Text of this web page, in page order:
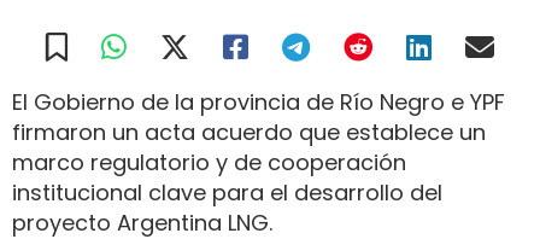
El Gobierno de la provincia de Río Negro e YPF
firmaron un acta acuerdo que establece un
marco regulatorio y de cooperación
institucional clave para el desarrollo del
proyecto Argentina LNG.